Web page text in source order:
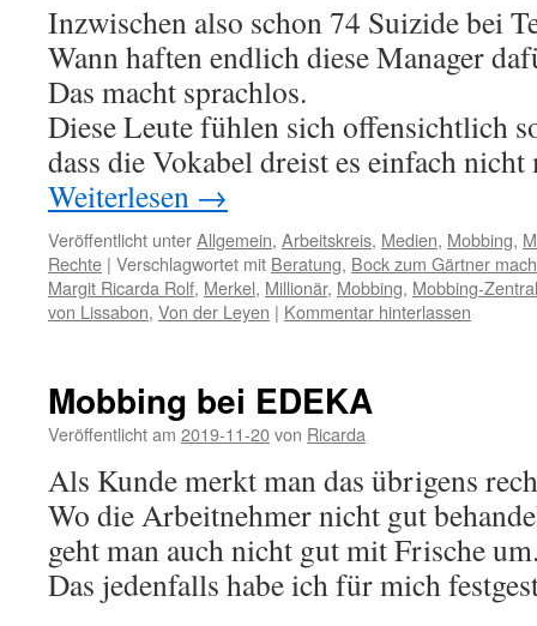
Inzwischen also schon 74 Suizide bei
Wann haften endlich diese Manager
Das macht sprachlos.
Diese Leute fühlen sich offensichtlich
dass die Vokabel dreist es einfach
Weiterlesen →
Veröffentlicht unterAllgemein, Arbeitskreis, Medien, Mobbing,
Rechte | Verschlagwortet mit Beratung, Bock zum Gärtner
Margit Ricarda Rolf, Merkel, Millionär, Mobbing, Mobbing-
von Lissabon, Von der Leyen | Kommentar hinterlassen
Mobbing bei EDEKA
Veröffentlicht am 2019-11-20von Ricarda
Als Kunde merkt man das übrigens
Wo die Arbeitnehmer nicht gut
geht man auch nicht gut mit Frische
Das jedenfalls habe ich für mich